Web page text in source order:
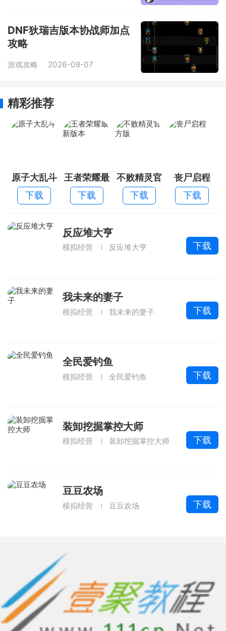
DNF狄瑞吉版本协战师加点
攻略
游戏攻略 2026-08-07
精彩推荐
原子大乱斗
下载
王者荣耀最
新版本
下载
不败精灵官
方版
下载
丧尸启程
下载
反应堆大亨
模拟经营 反应堆大亨 下载
我未来的妻子
模拟经营 我未来的妻子 下载
全民爱钓鱼
模拟经营 全民爱钓鱼 下载
装卸挖掘掌控大师
模拟经营 装卸挖掘掌控大师 下载
豆豆农场
模拟经营 豆豆农场 下载